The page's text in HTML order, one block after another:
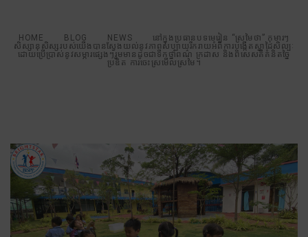
HOME BLOG NEWS
នៅក្នុងប្រធានបទមេរៀន “ស្រមៃថា” កុមារៗ
សិស្សានុសិស្សរបស់យើងបានស្វែងយល់នូវភាពសប្បាយរីករាយអំពីការបង្កើតស្នាដៃសិល្បៈ
ដោយប្រើប្រាស់នូវសម្ភារផ្សេងៗរួមមានដូចជាទឹកថ្នាំពណ៌ ក្រដាស និងពិសេសគឺគំនិតច្នៃ
ប្រឌិត ការចេះស្រមើលស្រមៃ។